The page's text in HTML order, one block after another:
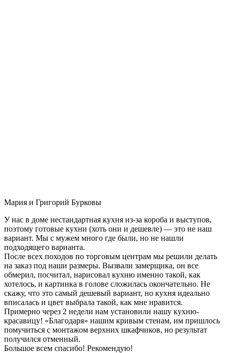
Мария и Григорий Бурковы
У нас в доме нестандартная кухня из-за короба и выступов,
поэтому готовые кухни (хоть они и дешевле) — это не наш
вариант. Мы с мужем много где были, но не нашли
подходящего варианта.
После всех походов по торговым центрам мы решили делать
на заказ под наши размеры. Вызвали замерщика, он все
обмерил, посчитал, нарисовал кухню именно такой, как
хотелось, и картинка в голове сложилась окончательно. Не
скажу, что это самый дешевый вариант, но кухня идеально
вписалась и цвет выбрала такой, как мне нравится.
Примерно через 2 недели нам установили нашу кухню-
красавицу! «Благодаря» нашим кривым стенам, им пришлось
помучиться с монтажом верхних шкафчиков, но результат
получился отменный.
Большое всем спасибо! Рекомендую!